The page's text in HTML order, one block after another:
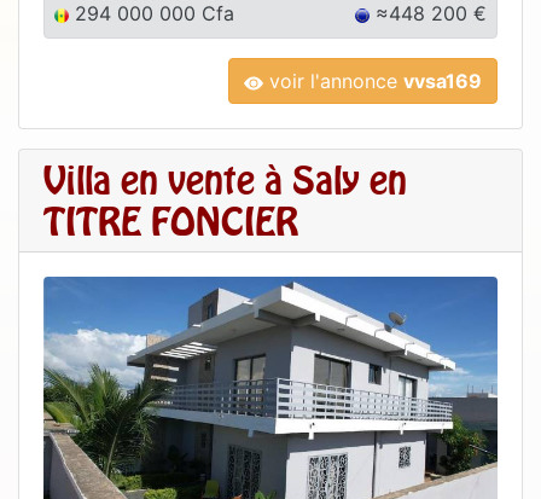
294 000 000 Cfa ≈448 200 €
voir l'annonce vvsa169
Villa en vente à Saly en
TITRE FONCIER